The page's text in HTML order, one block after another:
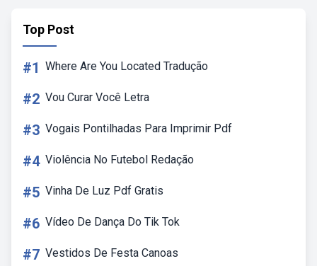
Top Post
#1 Where Are You Located Tradução
#2 Vou Curar Você Letra
#3 Vogais Pontilhadas Para Imprimir Pdf
#4 Violência No Futebol Redação
#5 Vinha De Luz Pdf Gratis
#6 Vídeo De Dança Do Tik Tok
#7 Vestidos De Festa Canoas